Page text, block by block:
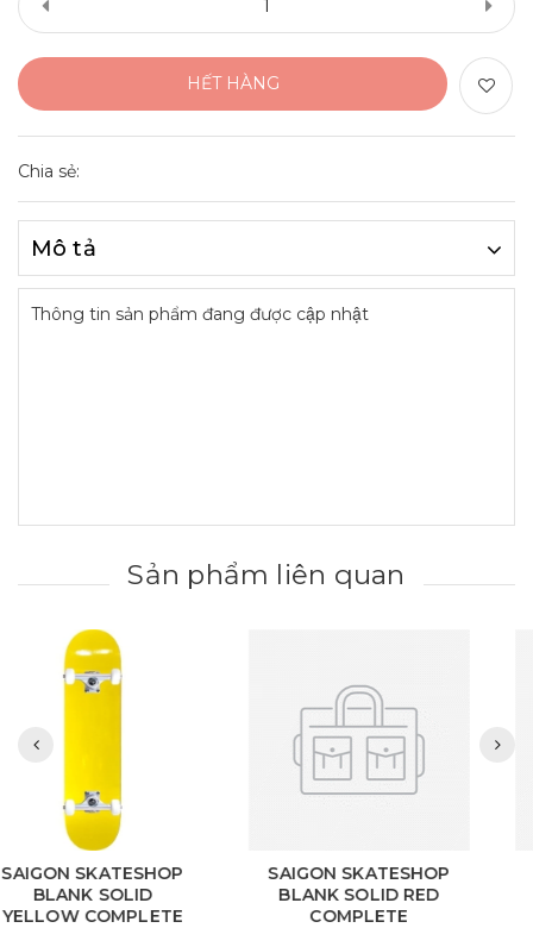
HẾT HÀNG
Chia sẻ:
Mô tả
Thông tin sản phẩm đang được cập nhật
Sản phẩm liên quan
SAIGON SKATESHOP
BLANK SOLID RED
COMPLETE
SAIGON SKATESHOP
BLANK NATURAL
COMPLETE